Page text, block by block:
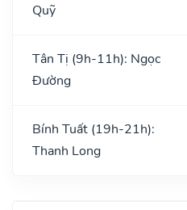
Quỹ
Tân Tị (9h-11h): Ngọc
Đường
Bính Tuất (19h-21h):
Thanh Long